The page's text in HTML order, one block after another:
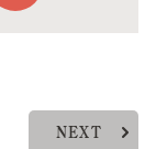
NEXT